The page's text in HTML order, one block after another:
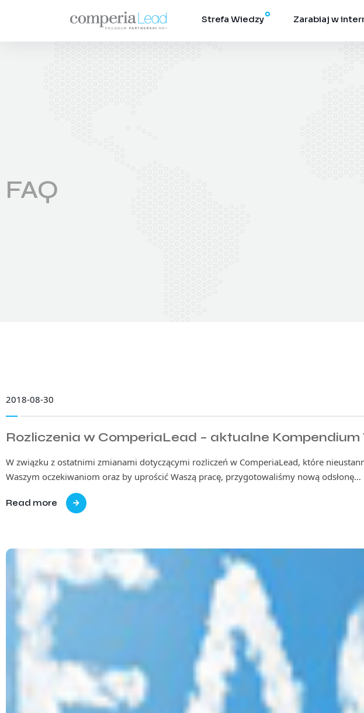
Strefa Wiedzy Zarabiaj w
FAQ
2018-08-30
Rozliczenia w ComperiaLead – aktualne Kompendium
W związku z ostatnimi zmianami dotyczącymi rozliczeń w ComperiaLead, które
Waszym oczekiwaniom oraz by uprościć Waszą pracę, przygotowaliśmy nową odsłonę…
Read more